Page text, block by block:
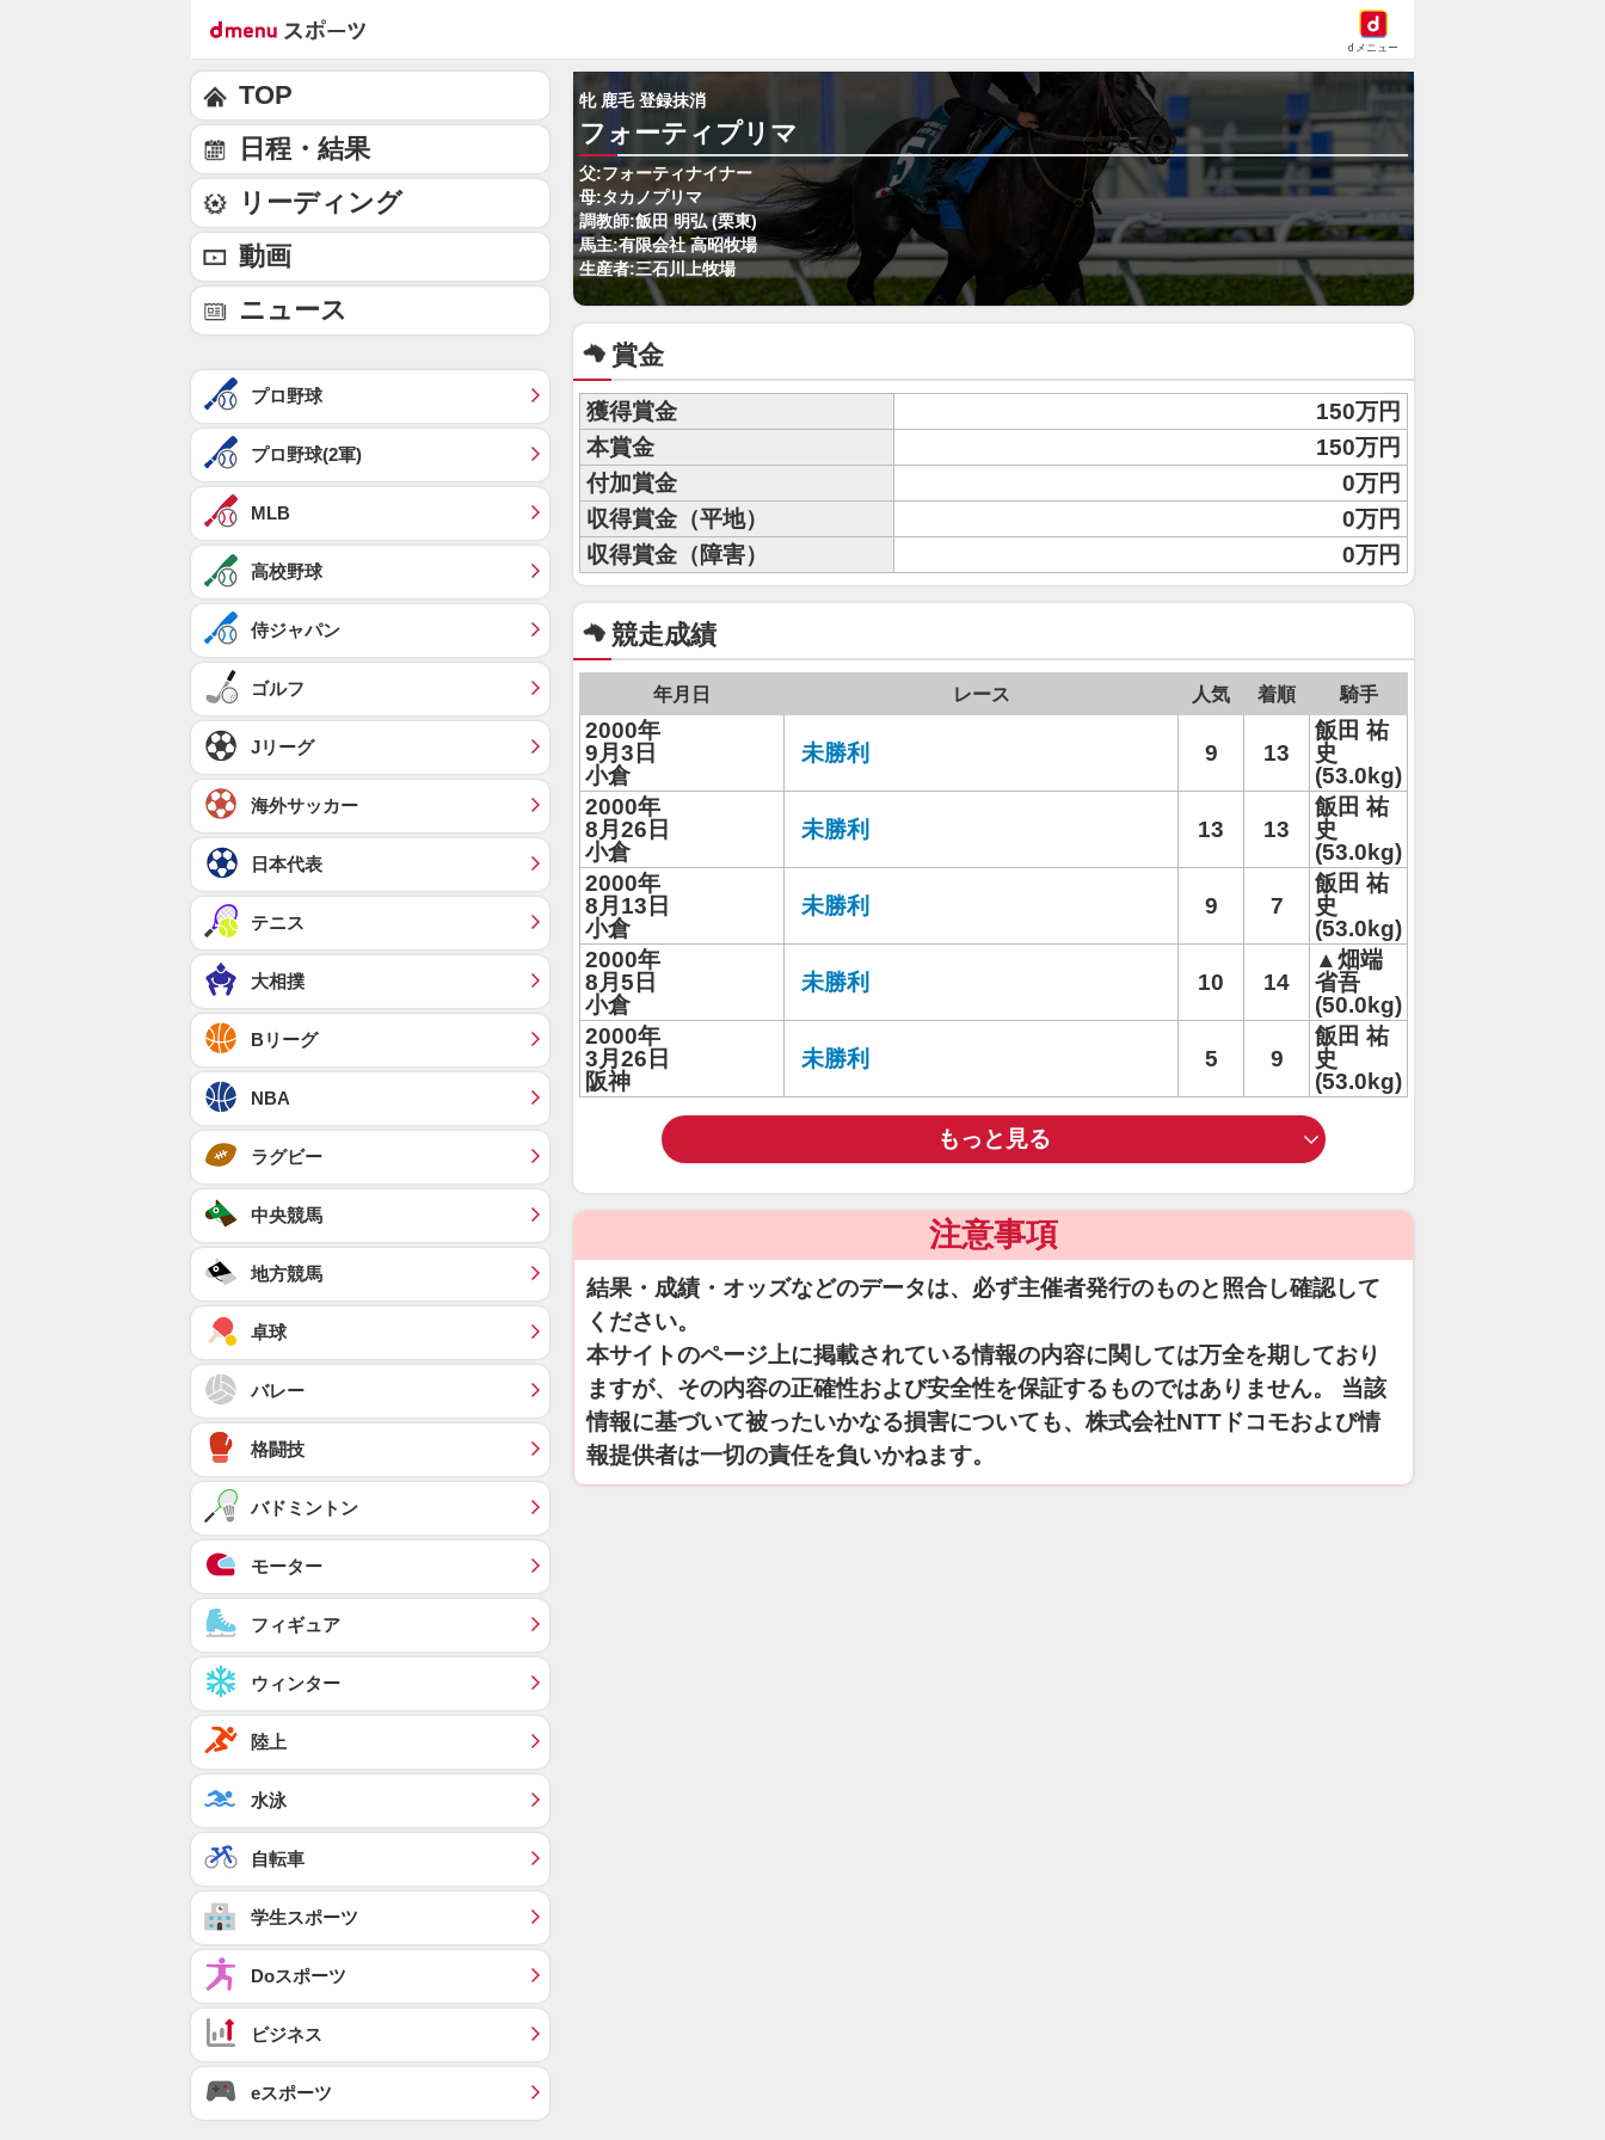
dメニュー
牝 鹿毛 登録抹消
フォーティプリマ
父:フォーティナイナー
母:タカノプリマ
調教師:飯田 明弘 (栗東)
馬主:有限会社 高昭牧場
生産者:三石川上牧場
賞金
獲得賞金
150万円
本賞金
150万円
付加賞金
0万円
収得賞金（平地）
0万円
収得賞金（障害）
0万円
競走成績
年月日 レース 人気 着順 騎手
2000年
9月3日
小倉
未勝利 9 13
飯田 祐
史
(53.0kg)
2000年
8月26日
小倉
未勝利 13 13
飯田 祐
史
(53.0kg)
2000年
8月13日
小倉
未勝利 9 7
飯田 祐
史
(53.0kg)
2000年
8月5日
小倉
未勝利 10 14
▲畑端
省吾
(50.0kg)
2000年
3月26日
阪神
未勝利 5 9
飯田 祐
史
(53.0kg)
もっと見る
注意事項
結果・成績・オッズなどのデータは、必ず主催者発行のものと照合し確認して
ください。
本サイトのページ上に掲載されている情報の内容に関しては万全を期しており
ますが、その内容の正確性および安全性を保証するものではありません。 当該
情報に基づいて被ったいかなる損害についても、株式会社NTTドコモおよび情
報提供者は一切の責任を負いかねます。
TOP
日程・結果
リーディング
動画
ニュース
プロ野球
プロ野球(2軍)
MLB
高校野球
侍ジャパン
ゴルフ
Jリーグ
海外サッカー
日本代表
テニス
大相撲
Bリーグ
NBA
ラグビー
中央競馬
地方競馬
卓球
バレー
格闘技
バドミントン
モーター
フィギュア
ウィンター
陸上
水泳
自転車
学生スポーツ
Doスポーツ
ビジネス
eスポーツ